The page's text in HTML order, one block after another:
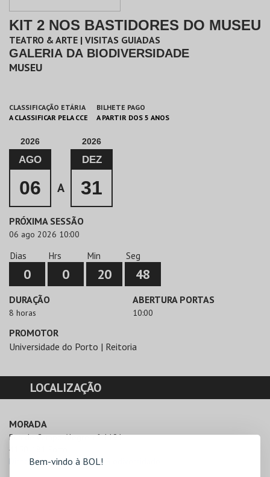
Bem-vindo à BOL!
KIT 2 NOS BASTIDORES DO MUSEU
TEATRO & ARTE | VISITAS GUIADAS
GALERIA DA BIODIVERSIDADE
MUSEU
CLASSIFICAÇÃO ETÁRIA
A CLASSIFICAR PELA CCE
BILHETE PAGO
A PARTIR DOS 5 ANOS
2026
AGO
06 A
2026
DEZ
31
PRÓXIMA SESSÃO
06 ago 2026 10:00
Dias
0
Hrs
0
Min
20
Seg
48
DURAÇÃO
8 horas
ABERTURA PORTAS
10:00
PROMOTOR
Universidade do Porto | Reitoria
LOCALIZAÇÃO
MORADA
Rua de Campo Alegre, nº 1191
4150-181 Porto
Direcções para Galeria da Biodiversidade